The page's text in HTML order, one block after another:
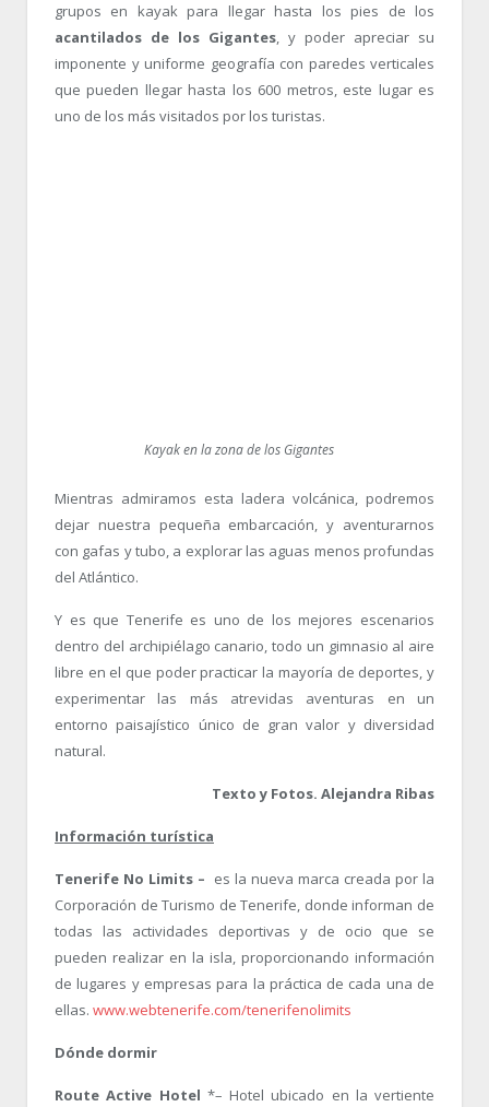
grupos en kayak para llegar hasta los pies de los
acantilados de los Gigantes, y poder apreciar su
imponente y uniforme geografía con paredes verticales
que pueden llegar hasta los 600 metros, este lugar es
uno de los más visitados por los turistas.
Kayak en la zona de los Gigantes
Mientras admiramos esta ladera volcánica, podremos
dejar nuestra pequeña embarcación, y aventurarnos
con gafas y tubo, a explorar las aguas menos profundas
del Atlántico.
Y es que Tenerife es uno de los mejores escenarios
dentro del archipiélago canario, todo un gimnasio al aire
libre en el que poder practicar la mayoría de deportes, y
experimentar las más atrevidas aventuras en un
entorno paisajístico único de gran valor y diversidad
natural.
Texto y Fotos. Alejandra Ribas
Información turística
Tenerife No Limits – es la nueva marca creada por la
Corporación de Turismo de Tenerife, donde informan de
todas las actividades deportivas y de ocio que se
pueden realizar en la isla, proporcionando información
de lugares y empresas para la práctica de cada una de
ellas. www.webtenerife.com/tenerifenolimits
Dónde dormir
Route Active Hotel *– Hotel ubicado en la vertiente